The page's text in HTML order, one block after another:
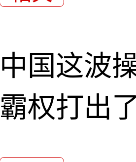
中国这波
霸权打出